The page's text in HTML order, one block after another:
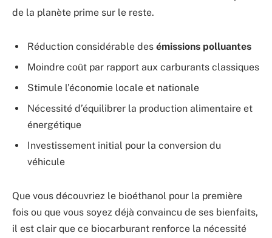
de la planète prime sur le reste.
Réduction considérable des émissions polluantes
Moindre coût par rapport aux carburants classiques
Stimule l’économie locale et nationale
Nécessité d’équilibrer la production alimentaire et
énergétique
Investissement initial pour la conversion du
véhicule
Que vous découvriez le bioéthanol pour la première
fois ou que vous soyez déjà convaincu de ses bienfaits,
il est clair que ce biocarburant renforce la nécessité